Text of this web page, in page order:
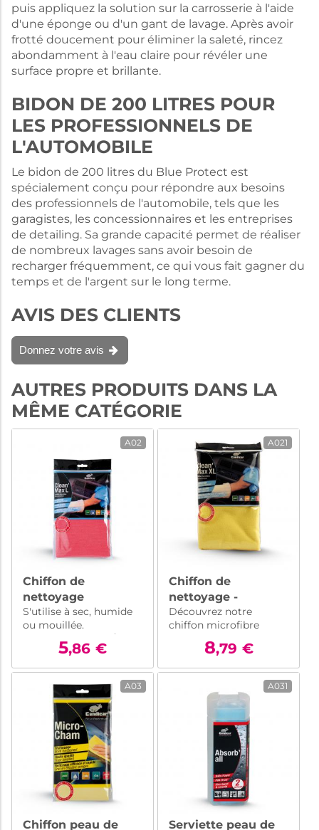
puis appliquez la solution sur la carrosserie à l'aide
d'une éponge ou d'un gant de lavage. Après avoir
frotté doucement pour éliminer la saleté, rincez
abondamment à l'eau claire pour révéler une
surface propre et brillante.
BIDON DE 200 LITRES POUR
LES PROFESSIONNELS DE
L'AUTOMOBILE
Le bidon de 200 litres du Blue Protect est
spécialement conçu pour répondre aux besoins
des professionnels de l'automobile, tels que les
garagistes, les concessionnaires et les entreprises
de detailing. Sa grande capacité permet de réaliser
de nombreux lavages sans avoir besoin de
recharger fréquemment, ce qui vous fait gagner du
temps et de l'argent sur le long terme.
AVIS DES CLIENTS
Donnez votre avis
AUTRES PRODUITS DANS LA
MÊME CATÉGORIE
A02
Chiffon de
nettoyage
microfibre
40x40cm
S'utilise à sec, humide
ou mouillée.
Grammage 310 gr/m2
5,86 €
A021
Chiffon de
nettoyage -
Microfibre
professionnelle
50x70cm
Découvrez notre
chiffon microfibre
professionnelle 50x70
cm : idéal pour un
nettoyage en
profondeur de votre
véhicule. Efficace et
résistant, il élimine
toutes les saletés avec
8,79 €
A03
Chiffon peau de
A031
Serviette peau de